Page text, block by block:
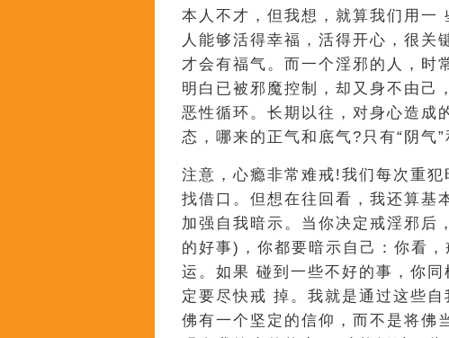
本人不才，但我想，就算我们用一
人能够活得幸福，活得开心，很关
才会有福气。而一个淫邪的人，时
明白已被邪魔控制，却又身不由己
恶性循环。长期以往，对身心造成
态，哪来的正气和底气?只有“阴气”
注意，心瘾非常难戒!我们每次重
找借口。但想在往回看，我还算基
加强自我暗示。当你决定戒淫邪后
的好事)，你都要暗示自己：你看
运。如果 碰到一些不好的事，你
定要尽快戒 掉。我就是通过这些
佛有一个坚定的信仰，而不是将佛